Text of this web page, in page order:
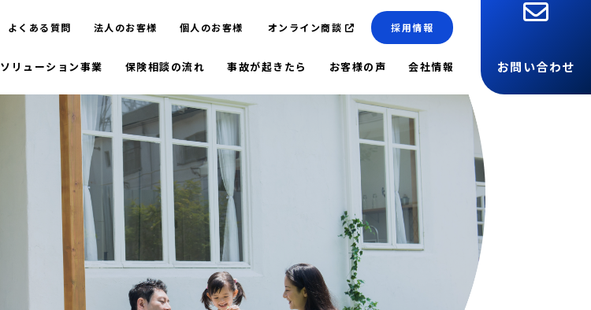
よくある質問 法人のお客様 個人のお客様 オンライン商談 採用情報
ソリューション事業 保険相談の流れ 事故が起きたら お客様の声 会社情報 お問い合わせ